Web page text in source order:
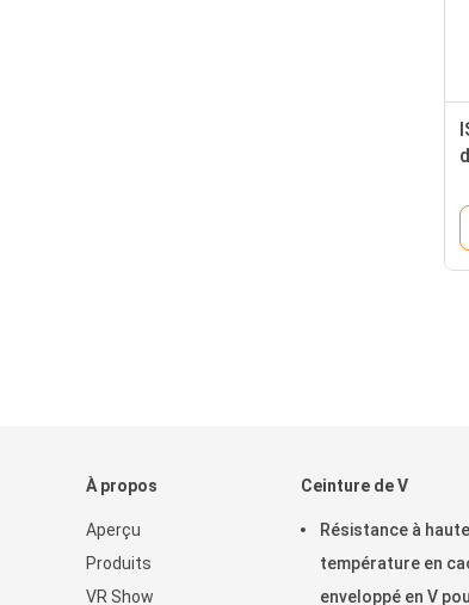
À propos
Aperçu
Produits
VR Show
Ceinture de V
Résistance à haute
température en
enveloppé en V